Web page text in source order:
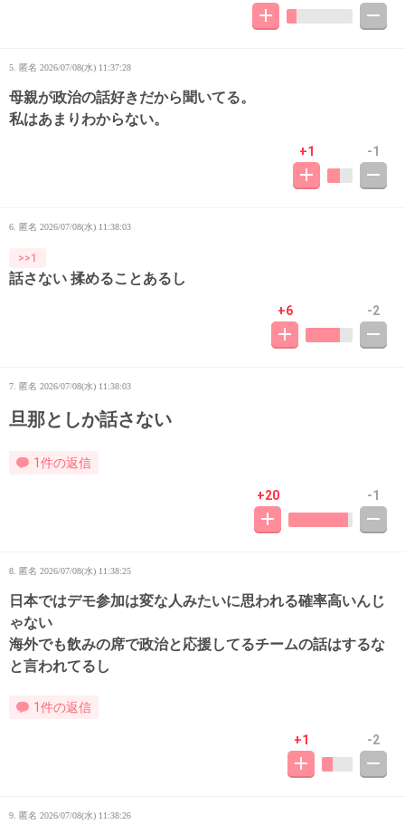
5. 匿名 2026/07/08(水) 11:37:28
母親が政治の話好きだから聞いてる。
私はあまりわからない。
+1 -1
6. 匿名 2026/07/08(水) 11:38:03
>>1
話さない 揉めることあるし
+6 -2
7. 匿名 2026/07/08(水) 11:38:03
旦那としか話さない
1件の返信
+20 -1
8. 匿名 2026/07/08(水) 11:38:25
日本ではデモ参加は変な人みたいに思われる確率高いんじ
ゃない
海外でも飲みの席で政治と応援してるチームの話はするな
と言われてるし
1件の返信
+1 -2
9. 匿名 2026/07/08(水) 11:38:26